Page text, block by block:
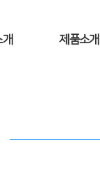
개 제품소개